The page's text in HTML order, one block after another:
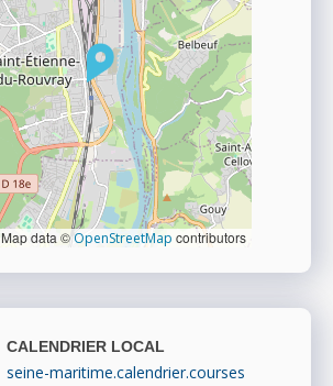
Map data ©OpenStreetMap contributors
CALENDRIER LOCAL
seine-maritime.calendrier.courses